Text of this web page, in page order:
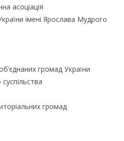
асоціація
імені Ярослава Мудрого
громад України
громад